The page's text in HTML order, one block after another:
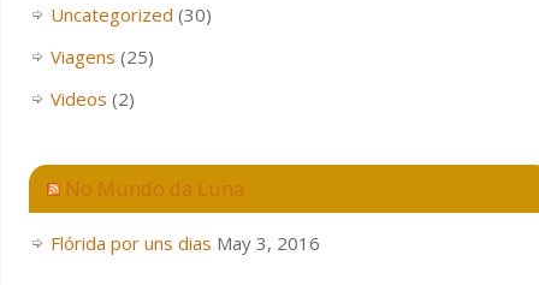
Uncategorized (30)
Viagens (25)
Videos (2)
No Mundo da Luna
Flórida por uns dias May 3, 2016